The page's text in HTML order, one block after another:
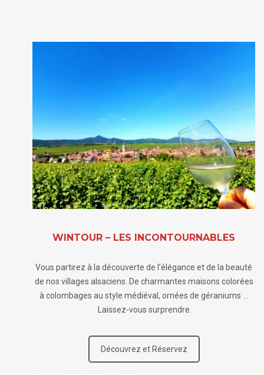
WINTOUR – LES INCONTOURNABLES
Vous partirez à la découverte de l’élégance et de la beauté
de nos villages alsaciens. De charmantes maisons colorées
à colombages au style médiéval, ornées de géraniums …
Laissez-vous surprendre.
Découvrez et Réservez